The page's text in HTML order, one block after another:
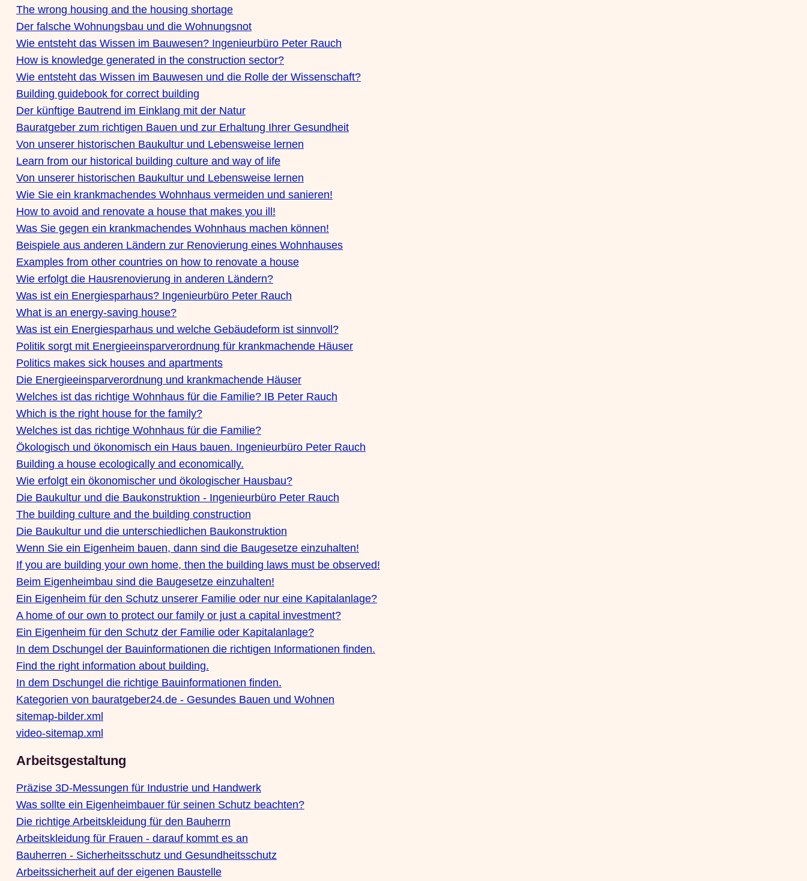
The wrong housing and the housing shortage
Der falsche Wohnungsbau und die Wohnungsnot
Wie entsteht das Wissen im Bauwesen? Ingenieurbüro Peter Rauch
How is knowledge generated in the construction sector?
Wie entsteht das Wissen im Bauwesen und die Rolle der Wissenschaft?
Building guidebook for correct building
Der künftige Bautrend im Einklang mit der Natur
Bauratgeber zum richtigen Bauen und zur Erhaltung Ihrer Gesundheit
Von unserer historischen Baukultur und Lebensweise lernen
Learn from our historical building culture and way of life
Von unserer historischen Baukultur und Lebensweise lernen
Wie Sie ein krankmachendes Wohnhaus vermeiden und sanieren!
How to avoid and renovate a house that makes you ill!
Was Sie gegen ein krankmachendes Wohnhaus machen können!
Beispiele aus anderen Ländern zur Renovierung eines Wohnhauses
Examples from other countries on how to renovate a house
Wie erfolgt die Hausrenovierung in anderen Ländern?
Was ist ein Energiesparhaus? Ingenieurbüro Peter Rauch
What is an energy-saving house?
Was ist ein Energiesparhaus und welche Gebäudeform ist sinnvoll?
Politik sorgt mit Energieeinsparverordnung für krankmachende Häuser
Politics makes sick houses and apartments
Die Energieeinsparverordnung und krankmachende Häuser
Welches ist das richtige Wohnhaus für die Familie? IB Peter Rauch
Which is the right house for the family?
Welches ist das richtige Wohnhaus für die Familie?
Ökologisch und ökonomisch ein Haus bauen. Ingenieurbüro Peter Rauch
Building a house ecologically and economically.
Wie erfolgt ein ökonomischer und ökologischer Hausbau?
Die Baukultur und die Baukonstruktion - Ingenieurbüro Peter Rauch
The building culture and the building construction
Die Baukultur und die unterschiedlichen Baukonstruktion
Wenn Sie ein Eigenheim bauen, dann sind die Baugesetze einzuhalten!
If you are building your own home, then the building laws must be observed!
Beim Eigenheimbau sind die Baugesetze einzuhalten!
Ein Eigenheim für den Schutz unserer Familie oder nur eine Kapitalanlage?
A home of our own to protect our family or just a capital investment?
Ein Eigenheim für den Schutz der Familie oder Kapitalanlage?
In dem Dschungel der Bauinformationen die richtigen Informationen finden.
Find the right information about building.
In dem Dschungel die richtige Bauinformationen finden.
Kategorien von bauratgeber24.de - Gesundes Bauen und Wohnen
sitemap-bilder.xml
video-sitemap.xml
Arbeitsgestaltung
Präzise 3D-Messungen für Industrie und Handwerk
Was sollte ein Eigenheimbauer für seinen Schutz beachten?
Die richtige Arbeitskleidung für den Bauherrn
Arbeitskleidung für Frauen - darauf kommt es an
Bauherren - Sicherheitsschutz und Gesundheitsschutz
Arbeitssicherheit auf der eigenen Baustelle